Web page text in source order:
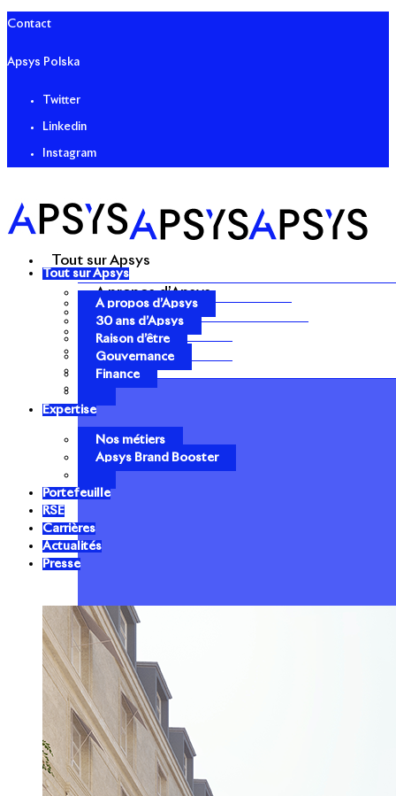
Contact
Apsys Polska
Twitter
Linkedin
Instagram
Tout sur Apsys
A propos d’Apsys
30 ans d’Apsys
Raison d’être
Gouvernance
Finance
Tout sur Apsys
A propos d’Apsys
30 ans d’Apsys
Raison d’être
Gouvernance
Finance
Expertise
Nos métiers
Apsys Brand Booster
Portefeuille
RSE
Carrières
Actualités
Presse